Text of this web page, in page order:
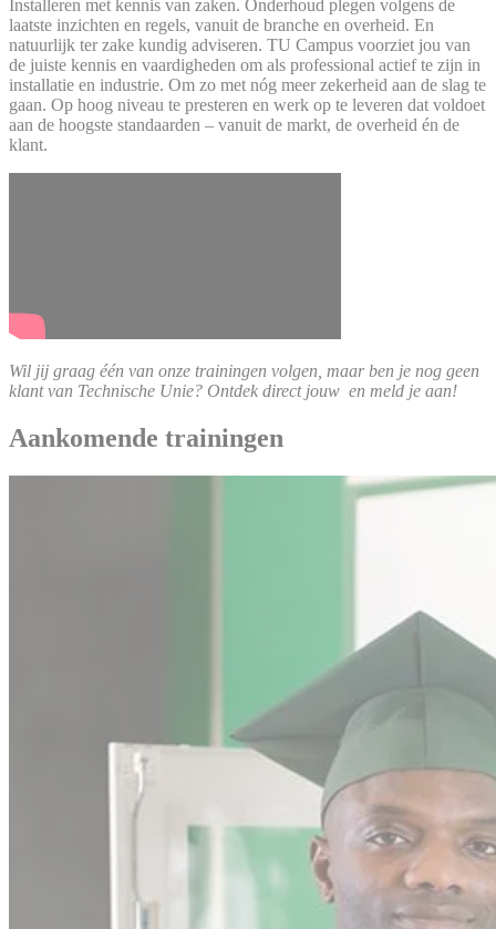
Installeren met kennis van zaken. Onderhoud plegen volgens de
laatste inzichten en regels, vanuit de branche en overheid. En
natuurlijk ter zake kundig adviseren. TU Campus voorziet jou van
de juiste kennis en vaardigheden om als professional actief te zijn in
installatie en industrie. Om zo met nóg meer zekerheid aan de slag te
gaan. Op hoog niveau te presteren en werk op te leveren dat voldoet
aan de hoogste standaarden – vanuit de markt, de overheid én de
klant.
Wil jij graag één van onze trainingen volgen, maar ben je nog geen
klant van Technische Unie? Ontdek direct jouw en meld je aan!
Aankomende trainingen